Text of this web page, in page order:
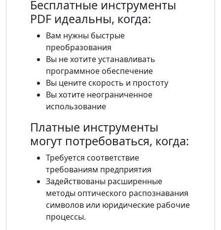
Бесплатные инструменты
PDF идеальны, когда:
Вам нужны быстрые
преобразования
Вы не хотите устанавливать
программное обеспечение
Вы цените скорость и простоту
Вы хотите неограниченное
использование
Платные инструменты
могут потребоваться, когда:
Требуется соответствие
требованиям предприятия
Задействованы расширенные
методы оптического распознавания
символов или юридические рабочие
процессы.